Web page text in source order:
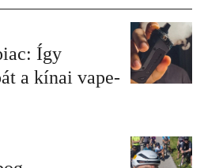
Így
a kínai vape-